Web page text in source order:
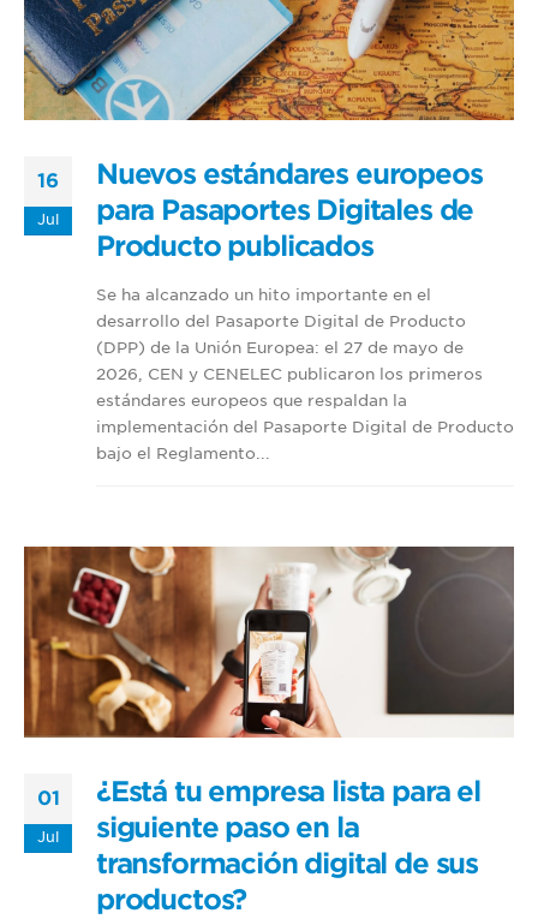
16
Jul
Nuevos estándares europeos
para Pasaportes Digitales de
Producto publicados
Se ha alcanzado un hito importante en el
desarrollo del Pasaporte Digital de Producto
(DPP) de la Unión Europea: el 27 de mayo de
2026, CEN y CENELEC publicaron los primeros
estándares europeos que respaldan la
implementación del Pasaporte Digital de Producto
bajo el Reglamento...
01
Jul
¿Está tu empresa lista para el
siguiente paso en la
transformación digital de sus
productos?